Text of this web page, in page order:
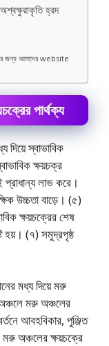
অশ্বক্ষুরাকৃতি হ্রদ
জন্য আমাদের website
পার্থক্য
দিয়ে স্বাভাবিক
ক্ষয়চক্র
লাভ করে।
উচ্চতা বাড়ে। (৫)
ক্ষয়চক্রের শেষ
হয়। (৭) সমুদ্রপৃষ্ঠ
মধ্য দিয়ে মরু
মরু অঞ্চলের
আবহবিকার, পুঞ্জিত
অঞ্চলের ক্ষয়চক্রে